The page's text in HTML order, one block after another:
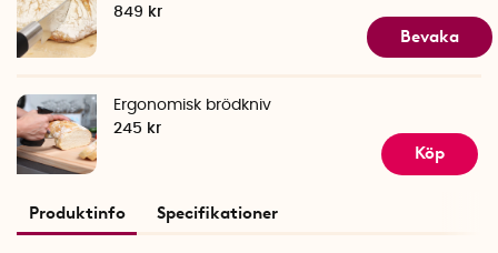
849 kr
Bevaka
Ergonomisk brödkniv
245 kr
Köp
Produktinfo Specifikationer